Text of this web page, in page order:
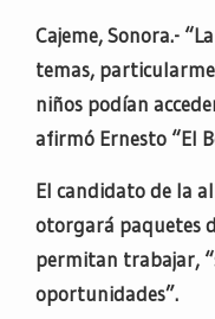
Cajeme, Sonora.-
temas,
niños podían
afirmó Ernesto “El
El candidato de la
otorgará paquetes
permitan trabajar,
oportunidades”.